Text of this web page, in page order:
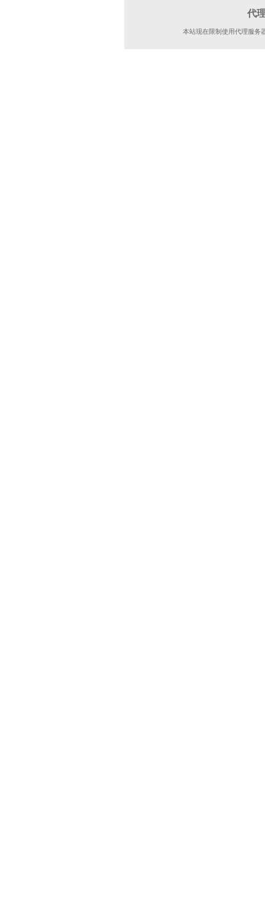
代
本站现在限制使用代理服务